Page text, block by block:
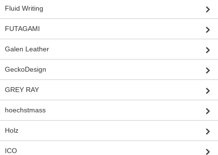
Fluid Writing
FUTAGAMI
Galen Leather
GeckoDesign
GREY RAY
hoechstmass
Holz
ICO